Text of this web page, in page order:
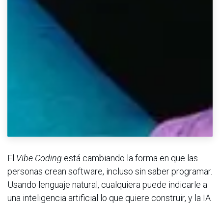
El Vibe Coding está cambiando la forma en que las
personas crean software, incluso sin saber programar.
Usando lenguaje natural, cualquiera puede indicarle a
una inteligencia artificial lo que quiere construir, y la IA